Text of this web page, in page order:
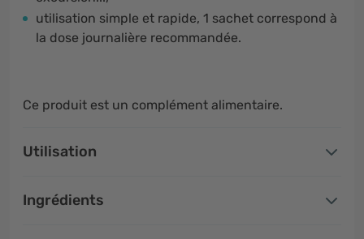
utilisation simple et rapide, 1 sachet correspond à
la dose journalière recommandée.
Ce produit est un complément alimentaire.
Utilisation
Ingrédients